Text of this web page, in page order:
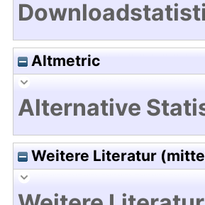
Altmetric
Alternative
Weitere Literatur